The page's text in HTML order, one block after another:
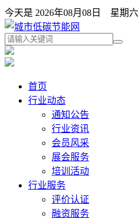
今天是 2026年08月08日 星期六
首页
行业动态
通知公告
行业资讯
会员风采
展会服务
培训活动
行业服务
评价认证
融资服务